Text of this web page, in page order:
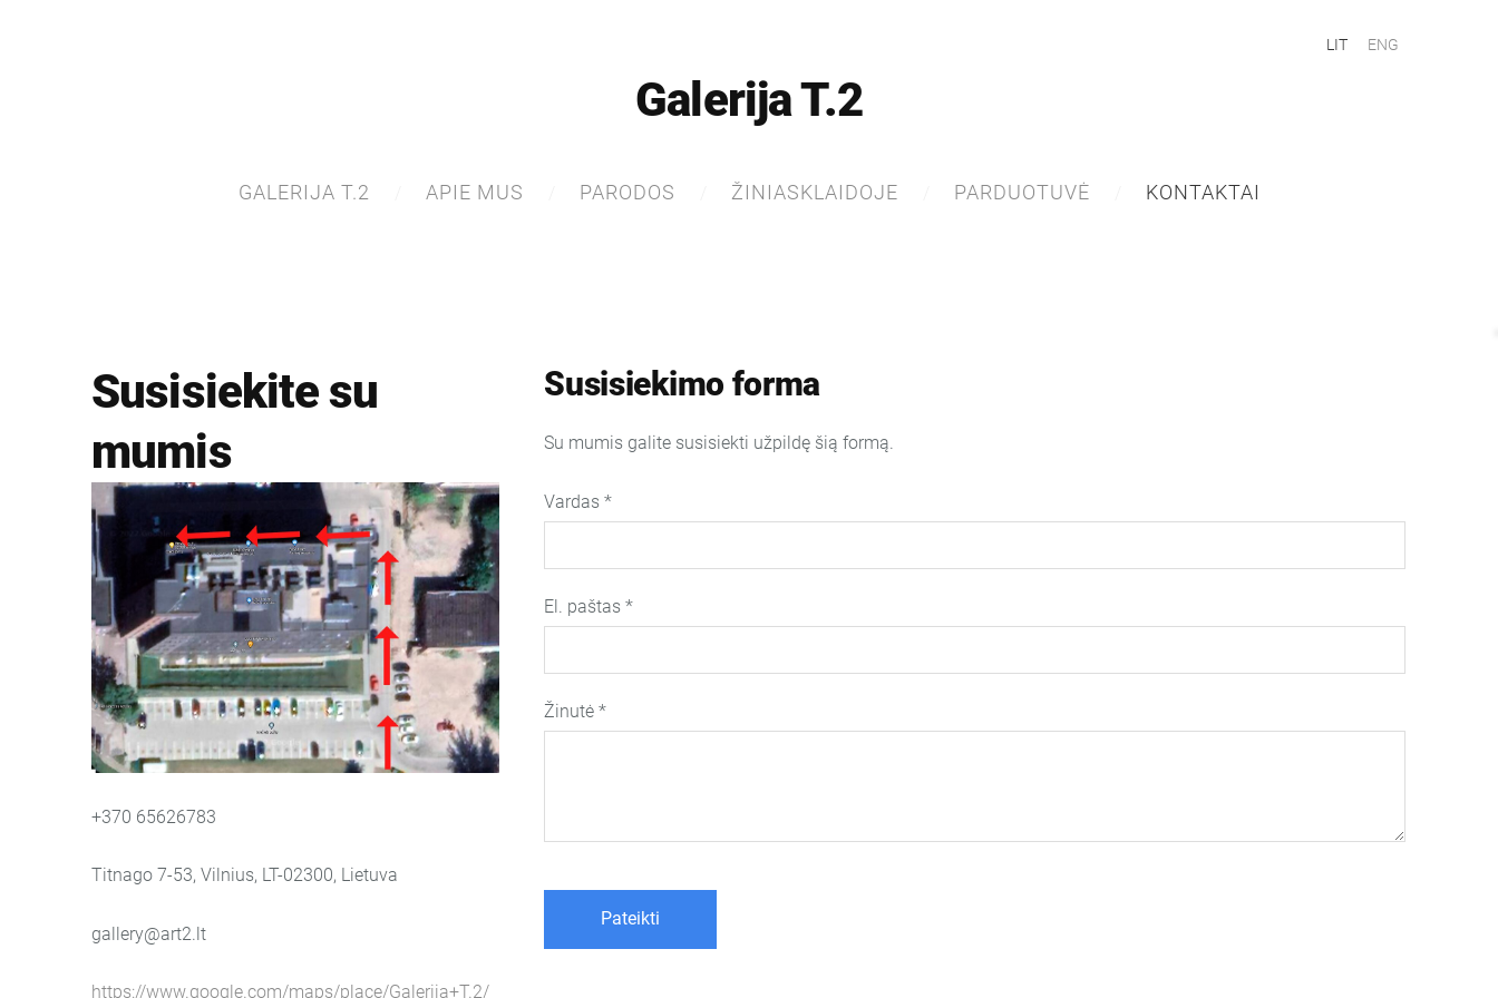
Galerija T.2
GALERIJA T.2 APIE MUS PARODOS ŽINIASKLAIDOJE PARDUOTUVĖ KONTAKTAI
LIT ENG
Susisiekite su
mumis
+370 65626783
Titnago 7-53, Vilnius, LT-02300, Lietuva
gallery@art2.lt
https://www.google.com/maps/place/Galerija+T.2/
Susisiekimo forma
Su mumis galite susisiekti užpildę šią formą.
Vardas*
El. paštas*
Žinutė*